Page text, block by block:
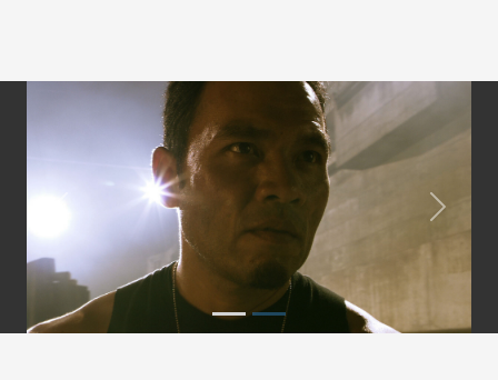
Next